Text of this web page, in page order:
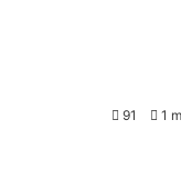
91 1